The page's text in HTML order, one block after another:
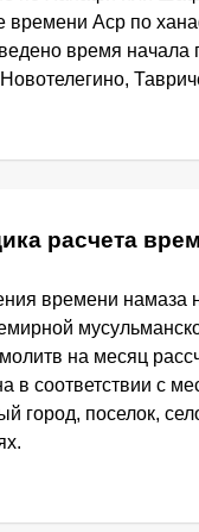
времени Аср по
время
расчета
времени намаза
на месяц
в соответствии с
город, поселок,